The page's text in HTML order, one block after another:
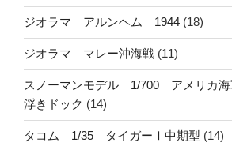
ジオラマ アルンヘム 1944 (18)
ジオラマ マレー沖海戦 (11)
スノーマンモデル 1/700 アメリカ
浮きドック (14)
タコム 1/35 タイガーⅠ中期型 (14)